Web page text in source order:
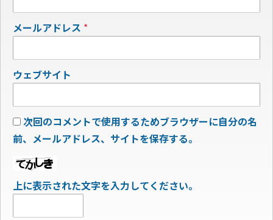
メールアドレス *
ウェブサイト
次回のコメントで使用するためブラウザーに自分の名
前、メールアドレス、サイトを保存する。
上に表示された文字を入力してください。